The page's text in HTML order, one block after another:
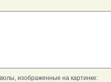
изображенные на картинке: